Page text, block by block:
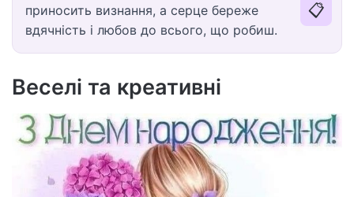
приносить визнання, а серце береже
вдячність і любов до всього, що робиш.
📋
Веселі та креативні